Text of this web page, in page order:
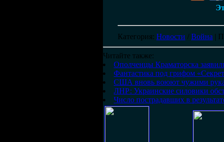
Категория: Новости / Война |
Читайте также:
Ополченцы Краматорска
Фантастика под грифом
США вновь воюют чужими
ЛНР: Украинские силовики
Число пострадавших в